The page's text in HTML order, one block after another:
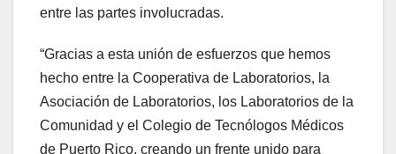
entre las partes involucradas.
“Gracias a esta unión de esfuerzos que hemos
hecho entre la Cooperativa de Laboratorios, la
Asociación de Laboratorios, los Laboratorios de la
Comunidad y el Colegio de Tecnólogos Médicos
de Puerto Rico, creando un frente unido para